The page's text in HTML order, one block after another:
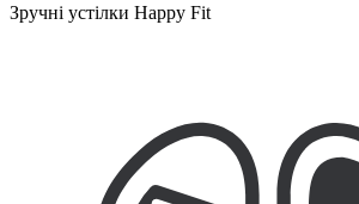
Зручні устілки Happy Fit